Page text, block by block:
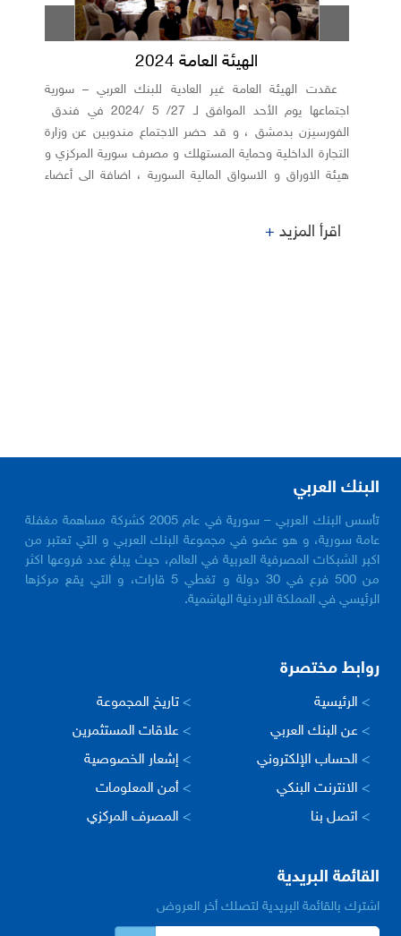
الهيئة العامة 2024
عقدت الهيئة العامة غير العادية للبنك العربي – سورية
اجتماعها يوم الأحد الموافق لـ 27/ 5 /2024 في فندق
الفورسيزن بدمشق ، و قد حضر الاجتماع مندوبين عن وزارة
التجارة الداخلية وحماية المستهلك و مصرف سورية المركزي و
هيئة الاوراق و الاسواق المالية السورية ، اضافة الى أعضاء
اقرأ المزيد +
البنك العربي
تأسس البنك العربي – سورية في عام 2005 كشركة مساهمة مغفلة
عامة سورية، و هو عضو في مجموعة البنك العربي و التي تعتبر من
اكبر الشبكات المصرفية العربية في العالم، حيث يبلغ عدد فروعها اكثر
من 500 فرع في 30 دولة و تغطي 5 قارات، و التي يقع مركزها
الرئيسي في المملكة الاردنية الهاشمية.
روابط مختصرة
> الرئيسية > تاريخ المجموعة
> عن البنك العربي > علاقات المستثمرين
> الحساب الإلكتروني > إشعار الخصوصية
> الانترنت البنكي > أمن المعلومات
> اتصل بنا > المصرف المركزي
القائمة البريدية
اشترك بالقائمة البريدية لتصلك أخر العروض